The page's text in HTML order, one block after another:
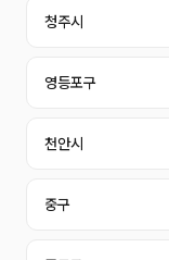
청주시
영등포구
천안시
중구